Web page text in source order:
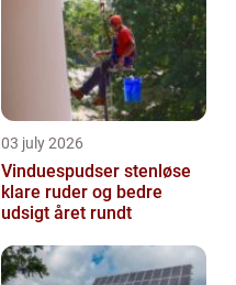
03 july 2026
Vinduespudser stenløse
klare ruder og bedre
udsigt året rundt